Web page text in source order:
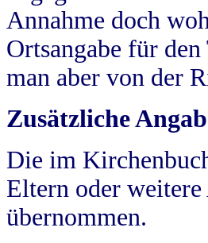
Annahme doch
Ortsangabe für
man aber von der
Zusätzliche
Die im
Eltern oder
übernommen.